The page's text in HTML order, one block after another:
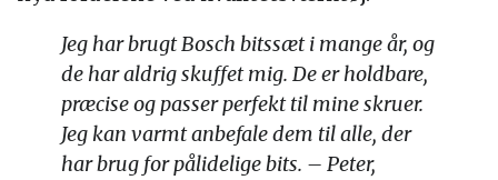
Jeg har brugt Bosch bitssæt i mange år, og
de har aldrig skuffet mig. De er holdbare,
præcise og passer perfekt til mine skruer.
Jeg kan varmt anbefale dem til alle, der
har brug for pålidelige bits. – Peter,